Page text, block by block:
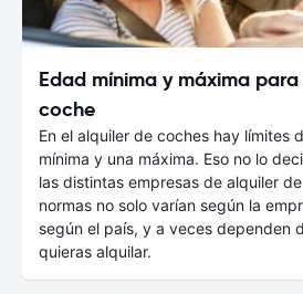
Edad mínima y máxima
coche
En el alquiler de coches hay límites
mínima y una máxima. Eso no lo
las distintas empresas de alquiler
normas no solo varían según la
según el país, y a veces dependen
quieras alquilar.